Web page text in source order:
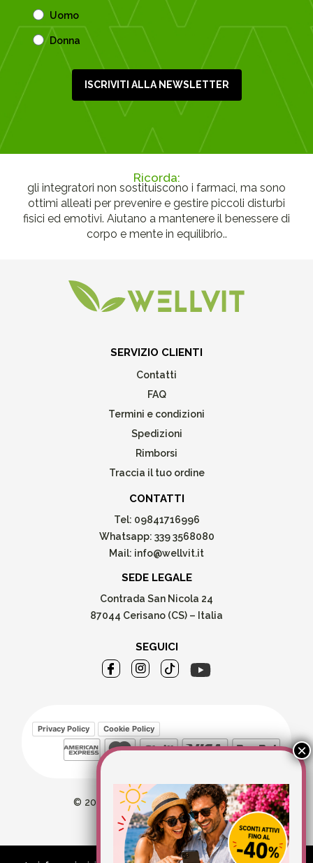
Uomo
Donna
ISCRIVITI ALLA NEWSLETTER
Ricorda:
gli integratori non sostituiscono i farmaci, ma sono
ottimi alleati per prevenire e gestire piccoli disturbi
fisici ed emotivi. Aiutano a mantenere il benessere di
corpo e mente in equilibrio..
SERVIZIO CLIENTI
Contatti
FAQ
Termini e condizioni
Spedizioni
Rimborsi
Traccia il tuo ordine
CONTATTI
Tel: 09841716996
Whatsapp: 339 3568080
Mail: info@wellvit.it
SEDE LEGALE
Contrada San Nicola 24
87044 Cerisano (CS) – Italia
SEGUICI
Privacy Policy Cookie Policy
© 2026 Wellvit All Rights Reserved
Credits:Aries comunica